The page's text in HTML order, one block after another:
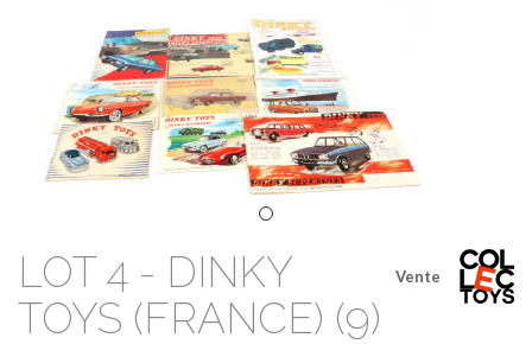
Vente
LOT 4 - DINKY
TOYS (FRANCE) (9)